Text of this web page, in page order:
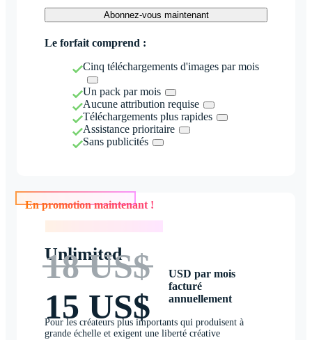
Abonnez-vous maintenant
Le forfait comprend :
Cinq téléchargements d'images par mois
Un pack par mois
Aucune attribution requise
Téléchargements plus rapides
Assistance prioritaire
Sans publicités
En promotion maintenant !
Unlimited
18 US$
15 US$
USD par mois
facturé
annuellement
Pour les créateurs plus importants qui produisent à
grande échelle et exigent une liberté créative